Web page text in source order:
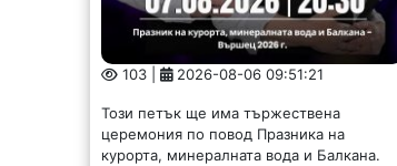
103 | 2026-08-06 09:51:21
Този петък ще има тържествена
церемония по повод Празника на
курорта, минералната вода и Балкана.